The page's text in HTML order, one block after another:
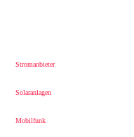
Stromanbieter
Solaranlagen
Mobilfunk